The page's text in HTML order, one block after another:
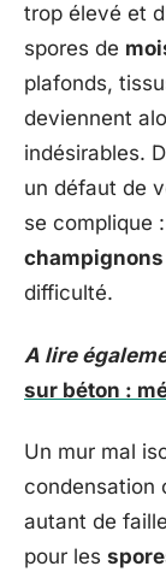
trop élevé et
spores de
plafonds,
deviennent
indésirables.
un défaut de
se complique :
difficulté.
A lire
sur béton :
Un mur mal
condensation
autant de
pour les